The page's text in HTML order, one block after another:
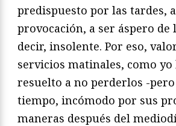
predispuesto por las tardes,
provocación, a ser áspero de
decir, insolente. Por eso,
servicios matinales, como yo
resuelto a no perderlos -
tiempo, incómodo por sus
maneras después del